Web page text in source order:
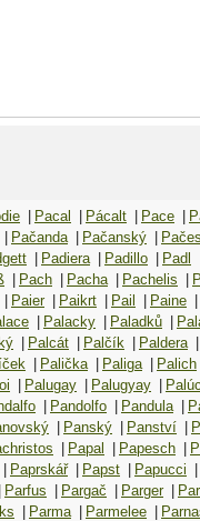
| Pacal | Pácalt | Pace |
| Pačanda | Pačanský |
| Padiera | Padillo | Padl
| Pach | Pacha | Pachelis |
| Paier | Paikrt | Pail | Paine |
| Palacky | Paladků |
| Palcát | Palčík | Paldera |
| Palička | Paliga | Palich
| Palugay | Palugyay |
| Pandolfo | Pandula |
| Panský | Panství |
| Papal | Papesch |
| Paprskář | Papst | Papucci |
| Parfus | Pargač | Parger |
| Parma | Parmelee |